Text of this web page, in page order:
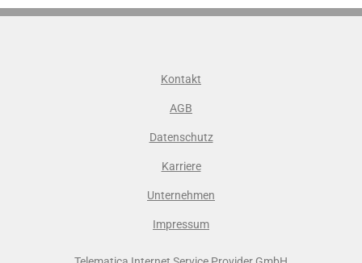
Kontakt
AGB
Datenschutz
Karriere
Unternehmen
Impressum